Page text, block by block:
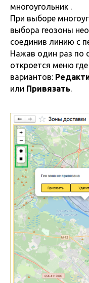
многоугольник .
При выборе
выбора геозоны
соединив линию с
Нажав один раз по
откроется меню
вариантов:
или Привязать.